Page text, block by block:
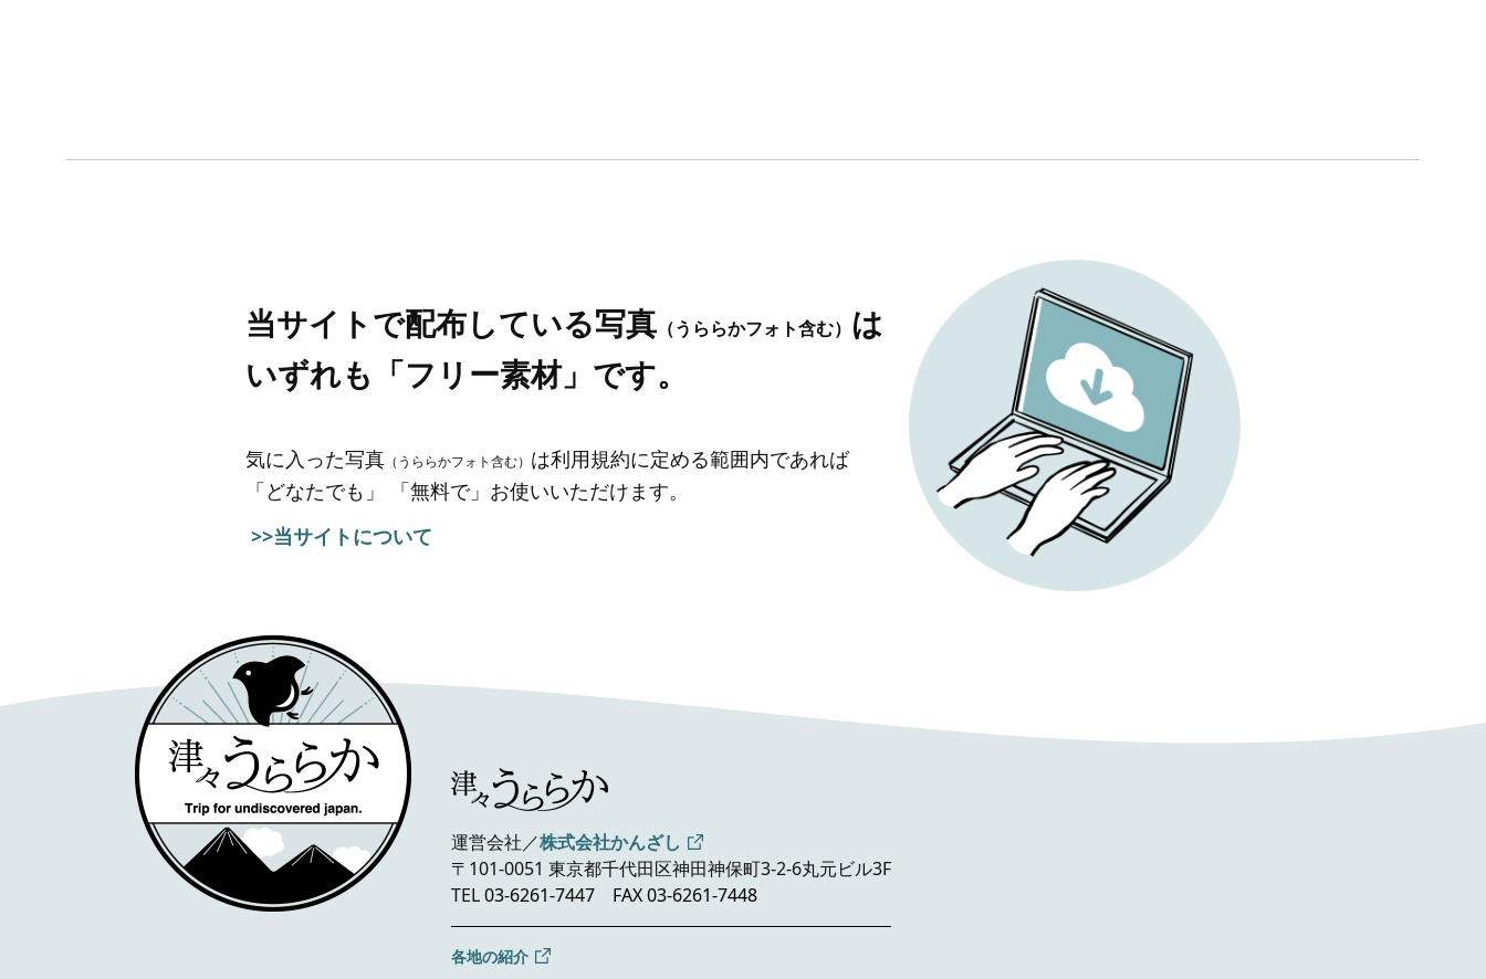
当サイトで配布している写真 （うららかフォト含む） は
いずれも「フリー素材」です。
気に入った写真 （うららかフォト含む） は利用規約に定める範囲内であれば
「どなたでも」 「無料で」お使いいただけます。
>>当サイトについて
運営会社／株式会社かんざし
〒101-0051 東京都千代田区神田神保町3-2-6丸元ビル3F
TEL03-6261-7447 FAX 03-6261-7448
各地の紹介